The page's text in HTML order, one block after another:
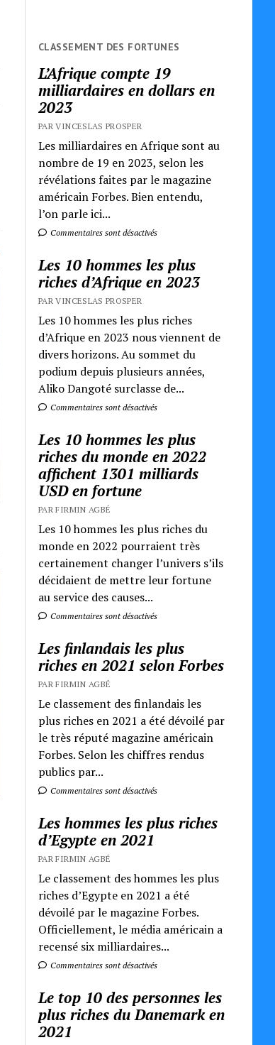
CLASSEMENT DES FORTUNES
L’Afrique compte 19
milliardaires en dollars en
2023
PAR VINCESLAS PROSPER
Les milliardaires en Afrique sont au
nombre de 19 en 2023, selon les
révélations faites par le magazine
américain Forbes. Bien entendu,
l’on parle ici...
Commentaires sont désactivés
Les 10 hommes les plus
riches d’Afrique en 2023
PAR VINCESLAS PROSPER
Les 10 hommes les plus riches
d’Afrique en 2023 nous viennent de
divers horizons. Au sommet du
podium depuis plusieurs années,
Aliko Dangoté surclasse de...
Commentaires sont désactivés
Les 10 hommes les plus
riches du monde en 2022
affichent 1301 milliards
USD en fortune
PAR FIRMIN AGBÉ
Les 10 hommes les plus riches du
monde en 2022 pourraient très
certainement changer l’univers s’ils
décidaient de mettre leur fortune
au service des causes...
Commentaires sont désactivés
Les finlandais les plus
riches en 2021 selon Forbes
PAR FIRMIN AGBÉ
Le classement des finlandais les
plus riches en 2021 a été dévoilé par
le très réputé magazine américain
Forbes. Selon les chiffres rendus
publics par...
Commentaires sont désactivés
Les hommes les plus riches
d’Egypte en 2021
PAR FIRMIN AGBÉ
Le classement des hommes les plus
riches d’Egypte en 2021 a été
dévoilé par le magazine Forbes.
Officiellement, le média américain a
recensé six milliardaires...
Commentaires sont désactivés
Le top 10 des personnes les
plus riches du Danemark en
2021